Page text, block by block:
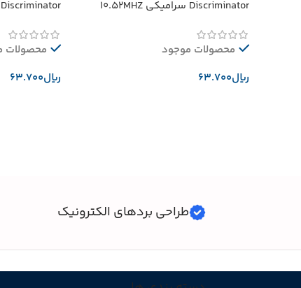
Discriminator سرامیکی 10.52MHZ
محصولات موجود
﷼
Discriminator سرامیکی 10.52MHZ
محصولات
﷼
طراحی بردهای الکترونیک